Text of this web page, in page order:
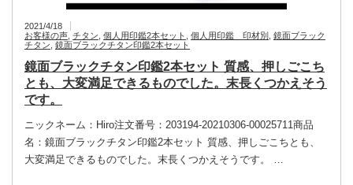
2021/4/18
お客様の声 チタン 個人用印鑑2本セット 個人用印鑑 印材別 鏡面ブラック
チタン 鏡面ブラックチタン印鑑2本セット
鏡面ブラックチタン印鑑2本セット 質感、押しごこち
とも、大変満足できるものでした。末長くつかえそう
です。
ニックネーム：Hiro注文番号：203194-20210306-00025711商品
名：鏡面ブラックチタン印鑑2本セット 質感、押しごこちとも、
大変満足できるものでした。末長くつかえそうです。 …